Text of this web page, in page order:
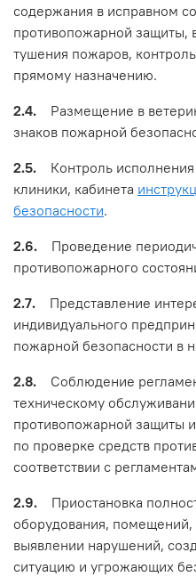
содержания в исправном
противопожарной защиты,
тушения пожаров,
прямому назначению.
2.4. Размещение в
знаков пожарной
2.5. Контроль
клиники, кабинета
безопасности.
2.6. Проведение
противопожарного
2.7. Представление
индивидуального
пожарной безопасности в
2.8. Соблюдение
техническому
противопожарной защиты
по проверке средств
соответствии с
2.9. Приостановка
оборудования, помещений,
выявлении нарушений,
ситуацию и угрожающих